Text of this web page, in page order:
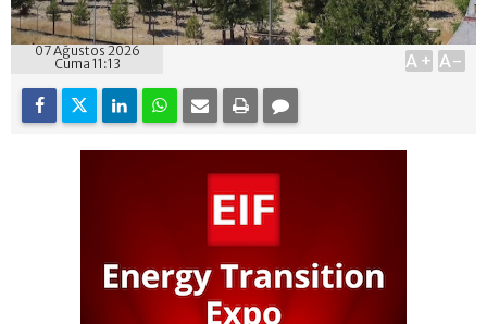
07 Ağustos 2026
Cuma 11:13
A+ A-